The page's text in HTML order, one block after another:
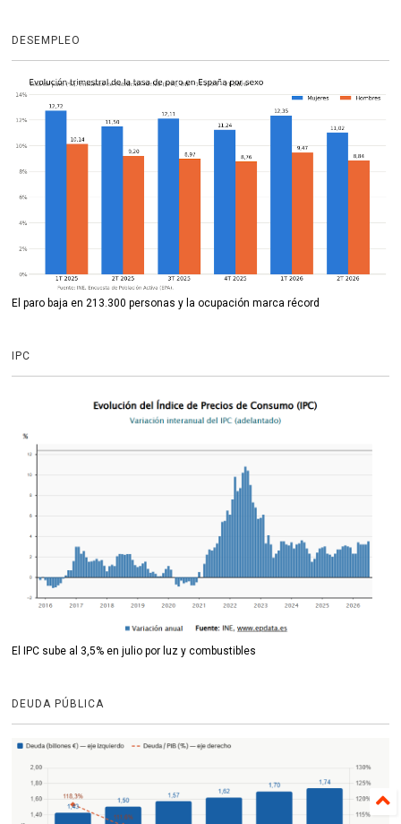
DESEMPLEO
El paro baja en 213.300 personas y la ocupación marca récord
IPC
El IPC sube al 3,5% en julio por luz y combustibles
DEUDA PÚBLICA